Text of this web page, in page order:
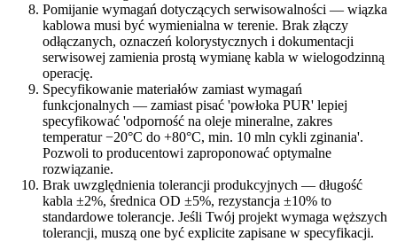
Pomijanie wymagań dotyczących serwisowalności — wiązka
kablowa musi być wymienialna w terenie. Brak złączy
odłączanych, oznaczeń kolorystycznych i dokumentacji
serwisowej zamienia prostą wymianę kabla w wielogodzinną
operację.
Specyfikowanie materiałów zamiast wymagań
funkcjonalnych — zamiast pisać 'powłoka PUR' lepiej
specyfikować 'odporność na oleje mineralne, zakres
temperatur −20°C do +80°C, min. 10 mln cykli zginania'.
Pozwoli to producentowi zaproponować optymalne
rozwiązanie.
Brak uwzględnienia tolerancji produkcyjnych — długość
kabla ±2%, średnica OD ±5%, rezystancja ±10% to
standardowe tolerancje. Jeśli Twój projekt wymaga węższych
tolerancji, muszą one być explicite zapisane w specyfikacji.